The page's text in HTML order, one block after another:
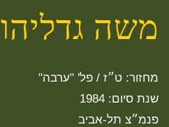
משה גדליהו
מחזור: ט״ז / פל' "ערבה"
שנת סיום: 1984
פנמ״צ תל-אביב